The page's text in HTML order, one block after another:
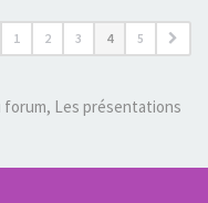
1 2 3 4 5
forum, Les présentations